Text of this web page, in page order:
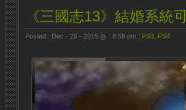
《三國志13》結婚系統
Posted : Dec - 26 - 2015 @ : 8:58 pm | PS3 PS4